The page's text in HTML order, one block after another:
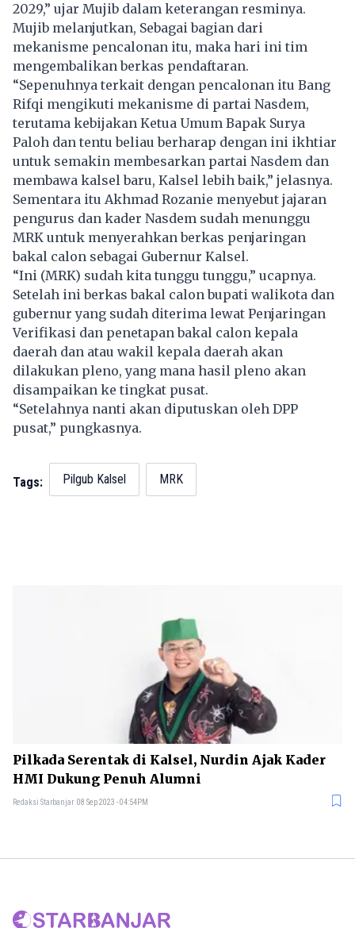
2029,” ujar Mujib dalam keterangan resminya.
Mujib melanjutkan, Sebagai bagian dari
mekanisme pencalonan itu, maka hari ini tim
mengembalikan berkas pendaftaran.
“Sepenuhnya terkait dengan pencalonan itu Bang
Rifqi mengikuti mekanisme di partai Nasdem,
terutama kebijakan Ketua Umum Bapak Surya
Paloh dan tentu beliau berharap dengan ini ikhtiar
untuk semakin membesarkan partai Nasdem dan
membawa kalsel baru, Kalsel lebih baik,” jelasnya.
Sementara itu Akhmad Rozanie menyebut jajaran
pengurus dan kader Nasdem sudah menunggu
MRK untuk menyerahkan berkas penjaringan
bakal calon sebagai Gubernur Kalsel.
“Ini (MRK) sudah kita tunggu tunggu,” ucapnya.
Setelah ini berkas bakal calon bupati walikota dan
gubernur yang sudah diterima lewat Penjaringan
Verifikasi dan penetapan bakal calon kepala
daerah dan atau wakil kepala daerah akan
dilakukan pleno, yang mana hasil pleno akan
disampaikan ke tingkat pusat.
“Setelahnya nanti akan diputuskan oleh DPP
pusat,” pungkasnya.
Tags: Pilgub Kalsel MRK
Pilkada Serentak di Kalsel, Nurdin Ajak Kader
HMI Dukung Penuh Alumni
Redaksi Starbanjar 08 Sep 2023 - 04:54PM